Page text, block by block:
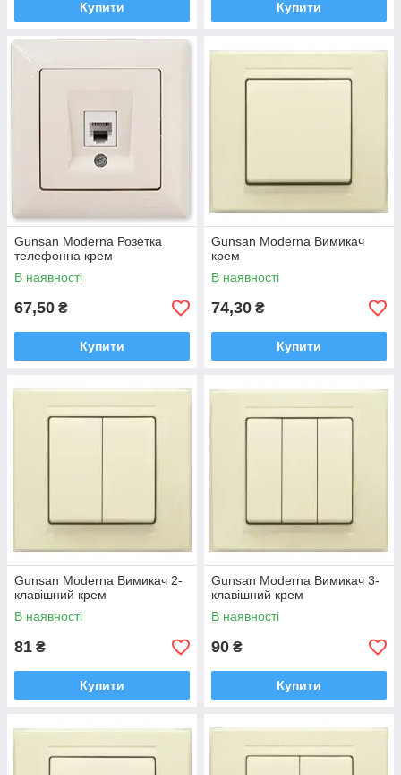
Купити Купити
Gunsan Moderna Розетка
телефонна крем
В наявності
67,50 ₴
Купити
Gunsan Moderna Вимикач
крем
В наявності
74,30 ₴
Купити
Gunsan Moderna Вимикач 2-
клавішний крем
В наявності
81 ₴
Купити
Gunsan Moderna Вимикач 3-
клавішний крем
В наявності
90 ₴
Купити